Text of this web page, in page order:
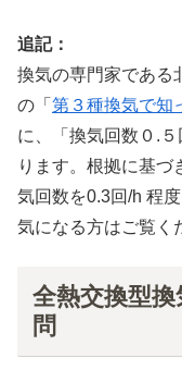
追記：
換気の専門家である
の「 第３種換気で知
に、「換気回数０.
ります。根拠に基づ
気回数を0.3回/h 程
気になる方はご覧く
全熱交換型
問